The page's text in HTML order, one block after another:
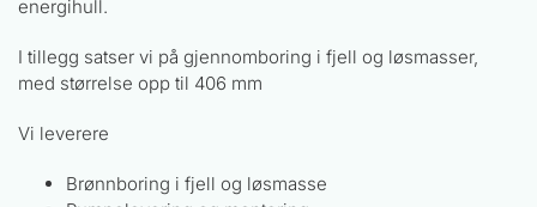
energihull.
I tillegg satser vi på gjennomboring i fjell og løsmasser,
med størrelse opp til 406 mm
Vi leverere
Brønnboring i fjell og løsmasse